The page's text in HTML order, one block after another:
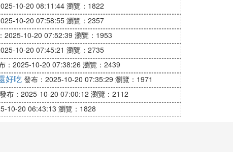
關系。紫色為陰性本質，主宰右腦世界，
腦筋的活力。使人在困境中能冷靜沉著思
的特效。
榴石。酒紅色石榴石比紅寶石顏色來的
，達到平靜喜悅的境地，也能增加人思考
小的寶石磁場也很小 , 效用不大 除非有很
相關器官的健康 , 讓人趴下 , 將石榴石放
10-20 08:11:44 瀏覽：1822
10-20 07:58:55 瀏覽：2357
2025-10-20 07:52:39 瀏覽：1953
10-20 07:45:21 瀏覽：2735
：2025-10-20 07:38:26 瀏覽：2439
好吃 發布：2025-10-20 07:35:29 瀏覽：1971
發布：2025-10-20 07:00:12 瀏覽：2112
10-20 06:43:13 瀏覽：1828